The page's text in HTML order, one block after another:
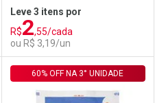
Comprar sem Desconto
Por R$ 91,99/cada
Comprar sem Desconto
Por R$ 91,99/cada
FECHAR
FECHAR
Leve 3 itens por
R$2,55/cada
ou R$ 3,19/un
60% OFF NA 3° UNIDADE